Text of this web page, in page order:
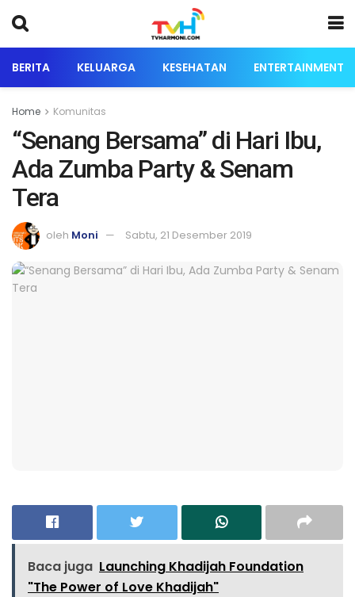
BERITA KELUARGA KESEHATAN ENTERTAINMENT
Home Komunitas
“Senang Bersama” di Hari Ibu,
Ada Zumba Party & Senam
Tera
oleh Moni Sabtu, 21 Desember 2019
Baca juga Launching Khadijah Foundation
"The Power of Love Khadijah"